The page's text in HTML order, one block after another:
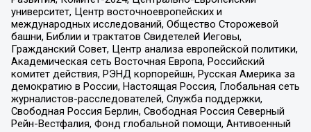
университет, Центр восточноевропейских и
международных исследований, Общество Сторожевой
башни, Библии и трактатов Свидетелей Иеговы,
Гражданский Совет, Центр анализа европейской политики,
Академическая сеть Восточная Европа, Российский
комитет действия, РЭНД корпорейшн, Русская Америка за
демократию в России, Настоящая Россия, Глобальная сеть
журналистов-расследователей, Служба поддержки,
Свободная Россия Берлин, Свободная Россия Северный
Рейн-Вестфалия, Фонд глобальной помощи, Антивоенный